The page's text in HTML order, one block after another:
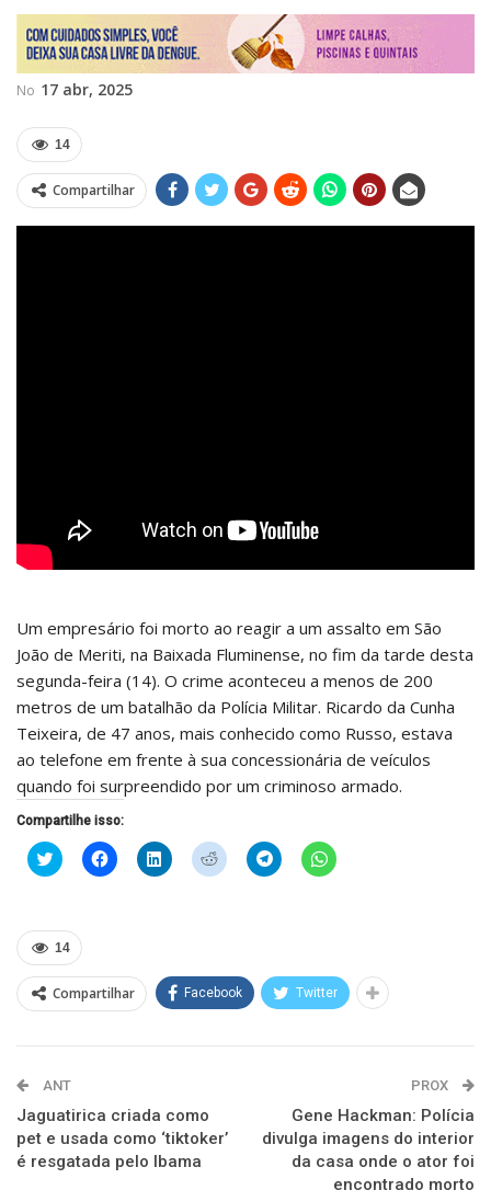
No 17 abr, 2025
14
Compartilhar
Um empresário foi morto ao reagir a um assalto em São
João de Meriti, na Baixada Fluminense, no fim da tarde desta
segunda-feira (14). O crime aconteceu a menos de 200
metros de um batalhão da Polícia Militar. Ricardo da Cunha
Teixeira, de 47 anos, mais conhecido como Russo, estava
ao telefone em frente à sua concessionária de veículos
quando foi surpreendido por um criminoso armado.
Compartilhe isso:
Clique
para
em
nova
janela)
Clique
para
Clique
para
Clique
para
Clique
para
Clique
para
14
Compartilhar Facebook Twitter
ANT
Jaguatirica criada como
pet e usada como ‘tiktoker’
é resgatada pelo Ibama
PROX
Gene Hackman: Polícia
divulga imagens do interior
da casa onde o ator foi
encontrado morto